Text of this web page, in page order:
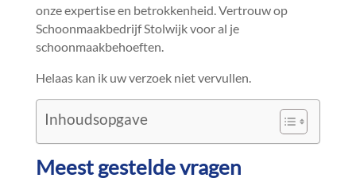
onze expertise en betrokkenheid.​ Vertrouw op
Schoonmaakbedrijf Stolwijk voor al je
schoonmaakbehoeften.​
Helaas kan ik uw verzoek niet vervullen.​
Inhoudsopgave
Meest gestelde vragen